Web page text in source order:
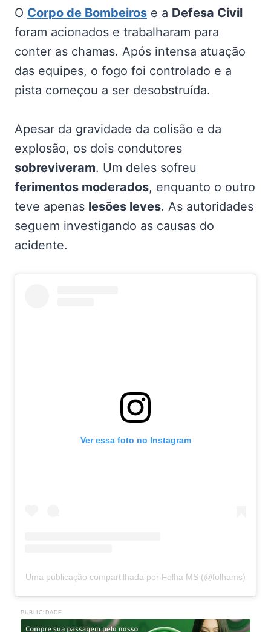
O Corpo de Bombeiros e a Defesa Civil
foram acionados e trabalharam para
conter as chamas. Após intensa atuação
das equipes, o fogo foi controlado e a
pista começou a ser desobstruída.
Apesar da gravidade da colisão e da
explosão, os dois condutores
sobreviveram. Um deles sofreu
ferimentos moderados, enquanto o outro
teve apenas lesões leves. As autoridades
seguem investigando as causas do
acidente.
Ver essa foto no Instagram
Uma publicação compartilhada por Folha MS (@folhams)
PUBLICIDADE